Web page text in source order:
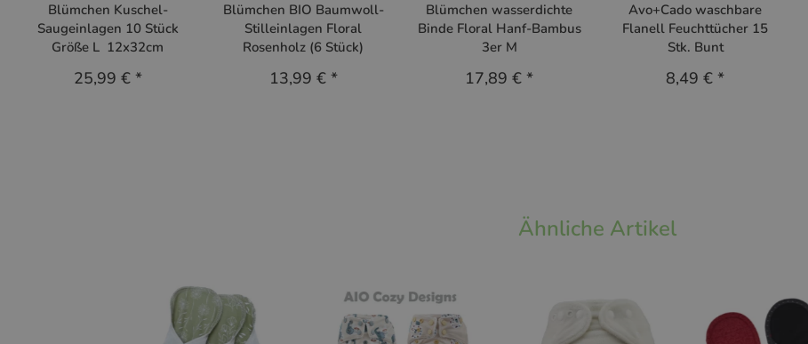
Blümchen Kuschel-
Saugeinlagen 10 Stück
Größe L 12x32cm
25,99 € *
Blümchen BIO Baumwoll-
Stilleinlagen Floral
Rosenholz (6 Stück)
13,99 € *
Blümchen wasserdichte
Binde Floral Hanf-Bambus
3er M
17,89 €*
Avo+Cado waschbare
Flanell Feuchttücher 15
Stk. Bunt
8,49 €*
Ähnliche Artikel